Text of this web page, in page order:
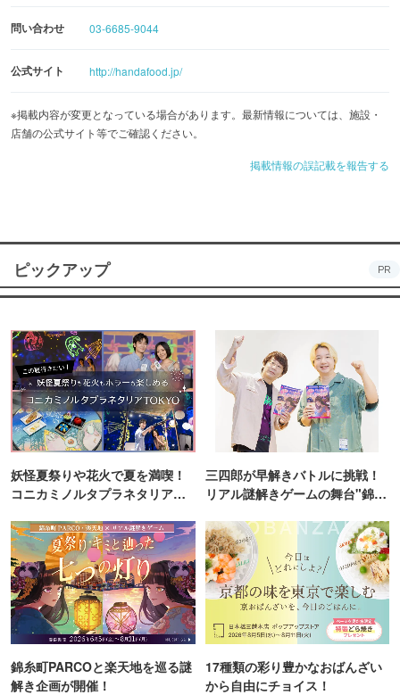
問い合わせ 03-6685-9044
公式サイト http://handafood.jp/
※掲載内容が変更となっている場合があります。最新情報については、施設・
店舗の公式サイト等でご確認ください。
掲載情報の誤記載を報告する
ピックアップ PR
妖怪夏祭りや花火で夏を満喫！
コニカミノルタプラネタリア
三四郎が早解きバトルに挑戦！
リアル謎解きゲームの舞台"錦糸
錦糸町PARCOと楽天地を巡る謎
解き企画が開催！
17種類の彩り豊かなおばんざい
から自由にチョイス！